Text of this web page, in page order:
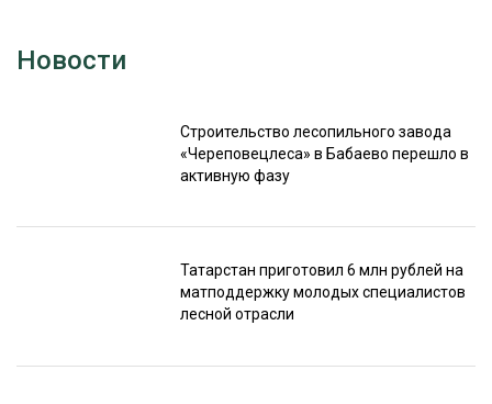
Новости
Строительство лесопильного завода
«Череповецлеса» в Бабаево перешло в
активную фазу
Татарстан приготовил 6 млн рублей на
матподдержку молодых специалистов
лесной отрасли